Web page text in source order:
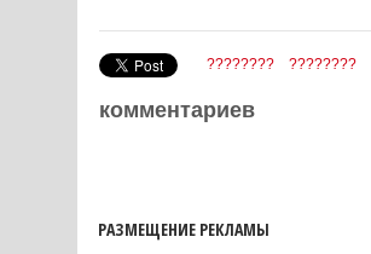
???????? ????????
комментариев
РАЗМЕЩЕНИЕ РЕКЛАМЫ